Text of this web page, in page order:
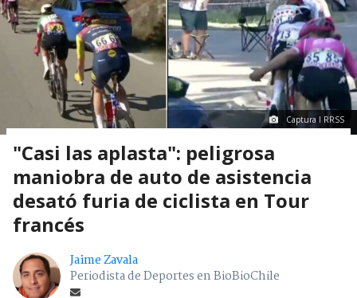
Captura I RRSS
"Casi las aplasta": peligrosa
maniobra de auto de asistencia
desató furia de ciclista en Tour
francés
Jaime Zavala
Periodista de Deportes en BioBioChile